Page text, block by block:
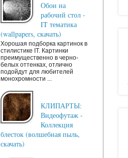
Обои на
рабочий стол -
IT тематика
(wallpapers, скачать)
Хорошая подборка картинок в
стилистике IT. Картинки
преимущественно в черно-
белых оттенках, отлично
подойдут для любителей
монохромности ...
КЛИПАРТЫ:
Видеофутаж -
Коллекция
блесток (волшебная пыль,
скачать)